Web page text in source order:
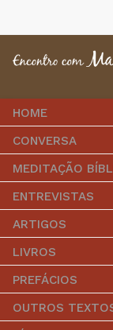
HOME
CONVERSA
MEDITAÇÃO
ENTREVISTAS
ARTIGOS
LIVROS
PREFÁCIOS
OUTROS